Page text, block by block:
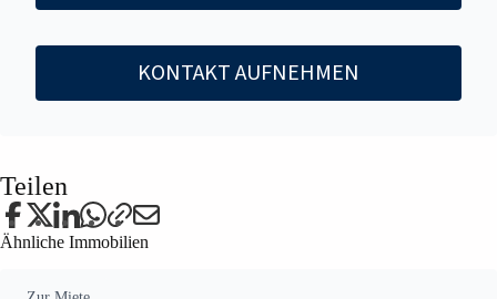
KONTAKT AUFNEHMEN
Teilen
Ähnliche Immobilien